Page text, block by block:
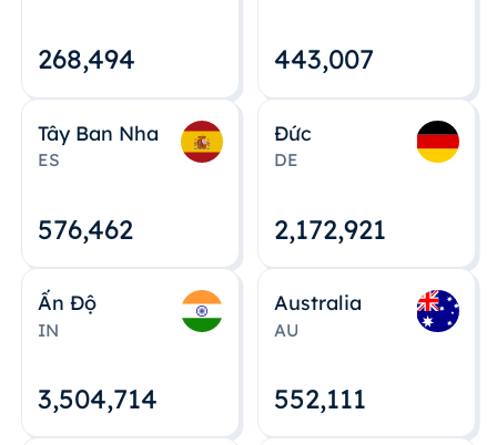
268,495 443,008
Tây Ban Nha
ES
576,463
Đức
DE
2,172,922
Ấn Độ
IN
3,504,715
Australia
AU
552,112